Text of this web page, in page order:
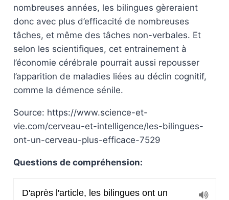
nombreuses années, les bilingues gèreraient
donc avec plus d’efficacité de nombreuses
tâches, et même des tâches non-verbales. Et
selon les scientifiques, cet entrainement à
l’économie cérébrale pourrait aussi repousser
l’apparition de maladies liées au déclin cognitif,
comme la démence sénile.
Source: https://www.science-et-
vie.com/cerveau-et-intelligence/les-bilingues-
ont-un-cerveau-plus-efficace-7529
Questions de compréhension: